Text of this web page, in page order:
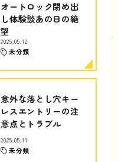
オートロック閉め出
し体験談あの日の絶
望
2025.05.12
未分類
意外な落とし穴キー
レスエントリーの注
意点とトラブル
2025.05.11
未分類